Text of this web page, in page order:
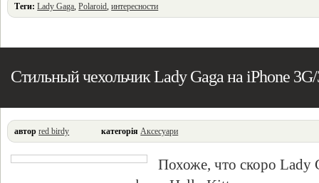
Теги: Lady Gaga,Polaroid,интересности
Стильный чехольчик Lady Gaga на iPhone
автор red birdy категорія Аксесуари
Похоже, что скоро Lady